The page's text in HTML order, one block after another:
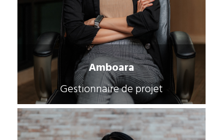
Amboara
Gestionnaire de projet